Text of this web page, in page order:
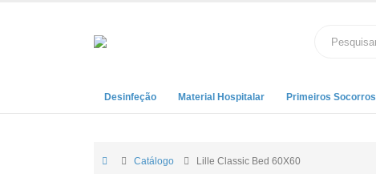
Desinfeção Material Hospitalar Primeiros Socorros
Catálogo Lille Classic Bed 60X60